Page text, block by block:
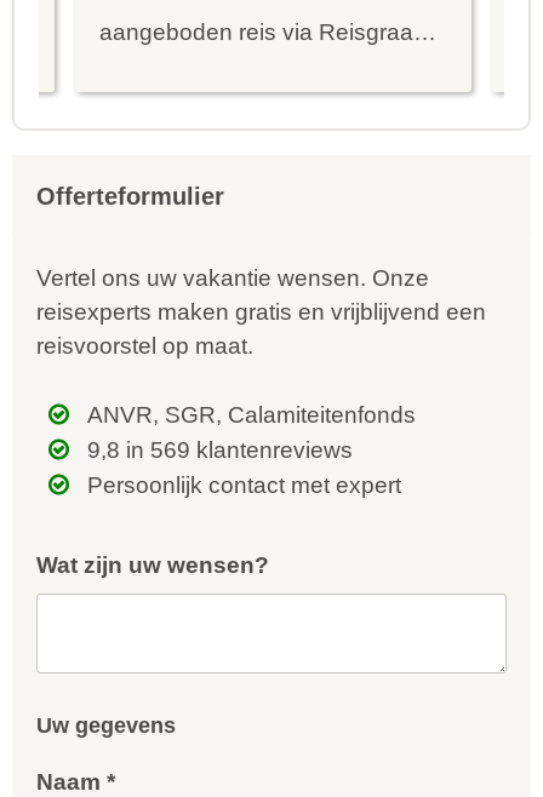
aangeboden reis via Reisgraag
mooie dingen van het eiland te
Offerteformulier
Vertel ons uw vakantie wensen. Onze
reisexperts maken gratis en vrijblijvend een
reisvoorstel op maat.
ANVR, SGR, Calamiteitenfonds
9,8 in 569 klantenreviews
Persoonlijk contact met expert
Wat zijn uw wensen?
Uw gegevens
Naam *